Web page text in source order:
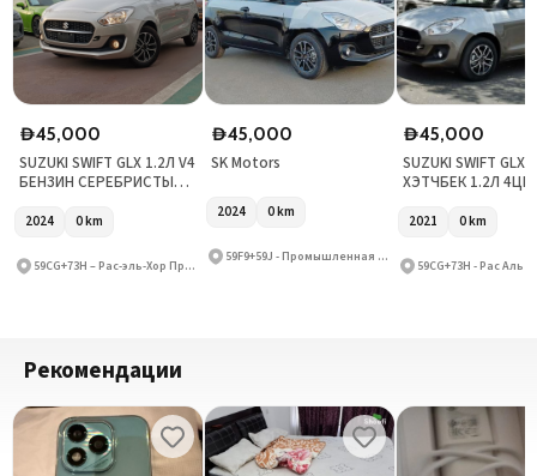
D45,000
SUZUKI SWIFT GLX 1.2Л V4
БЕНЗИН СЕРЕБРИСТЫЙ
2024 0km
59CG+73H – Рас-эль-Хор Промышленная Зона – Рас-эль-Хор Промышленная Зона 3 – Дубай – Объединённые Арабские Эмираты
D45,000
SK Motors
2024 0km
59F9+59J - Промышленная зона Рас Аль Хор - Промышленная зона Рас Аль Хор 3 - Дубай - Объединенные Арабские Эмираты
D45,000
SUZUKI SWIFT GLX
ХЭТЧБЕК 1.2Л
2021 0km
Рекомендации